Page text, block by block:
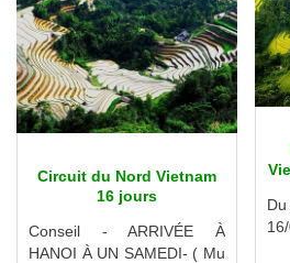
Circuit du Nord Vietnam
16 jours
Conseil - ARRIVÉE À
HANOI À UN SAMEDI- ( Mu